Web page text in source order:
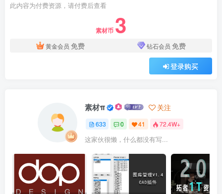
此内容为付费资源，请付费后查看
素材币 3
黄金会员 免费 钻石会员 免费
登录购买
素材π 关注
633 0 41 72.4W+
这家伙很懒，什么都没有写...